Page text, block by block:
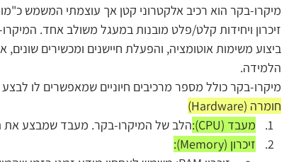
מיקרו-בקר הוא רכיב אלקטרוני קטן אך עוצמתי המשמש
זיכרון ויחידות קלט/פלט מובנות במעגל משולב אחד.
ביצוע משימות אוטומציה, והפעלת חיישנים ומכשירים
הלמידה.
מיקרו-בקר כולל מספר מרכיבים חיוניים שמאפשרים לו
חומרה (Hardware)
מעבד (CPU):
הלב של המיקרו-בקר. מעבד שמבצע את
זיכרון (Memory):